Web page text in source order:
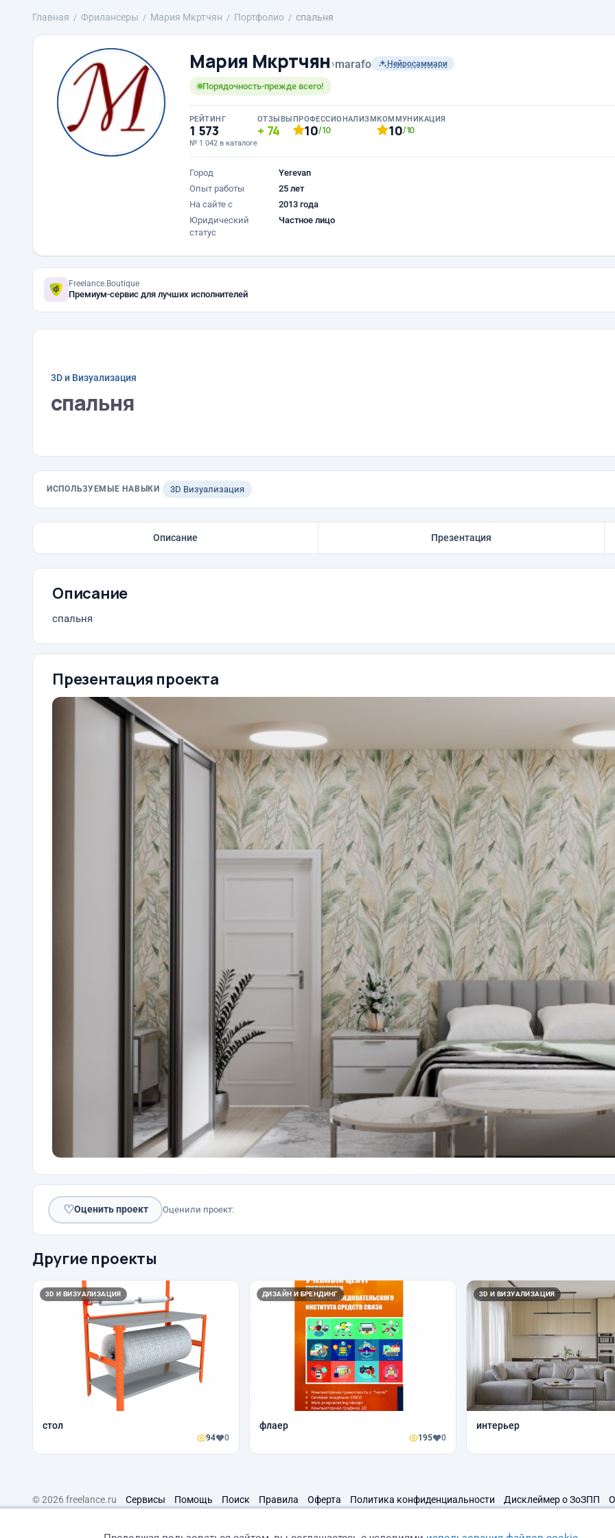
Главная Фрилансеры Mария Мкртчян Портфолио спальня
Mария Мкртчян›marafo Нейросаммари
Порядочность-прежде всего!
РЕЙТИНГ
1 573
№ 1 042 в каталоге
ОТЗЫВЫ
74
ПРОФЕССИОНАЛИЗМ
10/10
КОММУНИКАЦИЯ
10/10
Город
Yerevan
Опыт работы
25 лет
На сайте с
2013 года
Юридический
статус
Частное лицо
Freelance.Boutique
Премиум-сервис для лучших исполнителей
3D и Визуализация
спальня
ИСПОЛЬЗУЕМЫЕ НАВЫКИ 3D Визуализация
Описание Презентация
Описание
спальня
Презентация проекта
♡Оценить проект Оценили проект:
Другие проекты
3D И ВИЗУАЛИЗАЦИЯ
стол
94 0
ДИЗАЙН И БРЕНДИНГ
флаер
195 0
3D И ВИЗУАЛИЗАЦИЯ
интерьер
© 2026 freelance.ru Сервисы Помощь Поиск Правила Оферта Политика конфиденциальности Дисклеймер о ЗоЗПП